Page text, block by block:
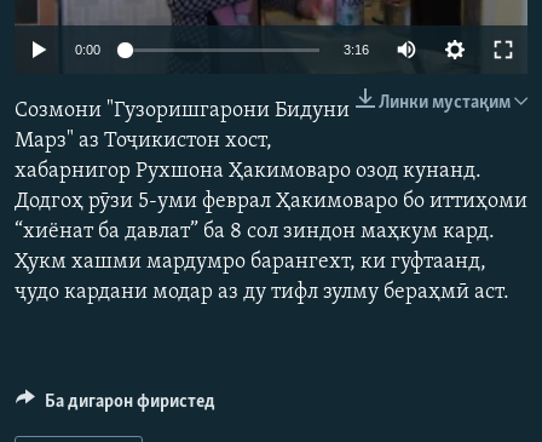
ГУЗОРИШҲОИ РАДИОӢ
Русский
ПАЙГИРӢ КУНЕД
Ҳамаи сомонаҳои RFE/RL
Auto 360p 480p
1080p
0:00 3:16
480p
1080p
Линки мустақим
Созмони "Гузоришгарони Бидуни
Марз" аз Тоҷикистон хост,
хабарнигор Рухшона Ҳакимоваро озод кунанд.
Додгоҳ рӯзи 5-уми феврал Ҳакимоваро бо иттиҳоми
“хиёнат ба давлат” ба 8 сол зиндон маҳкум кард.
Ҳукм хашми мардумро барангехт, ки гуфтаанд,
ҷудо кардани модар аз ду тифл зулму бераҳмӣ аст.
Ба дигарон фиристед